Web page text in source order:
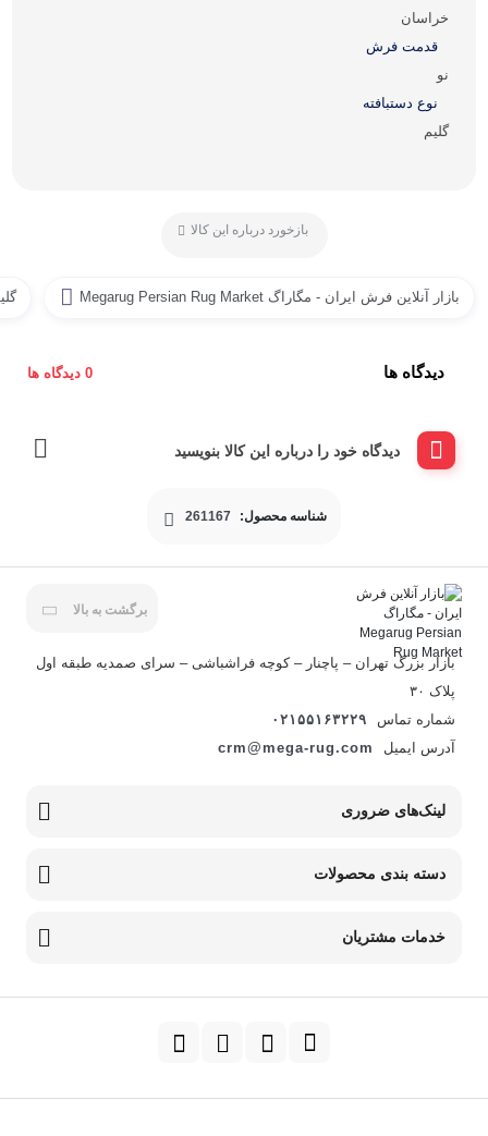
خراسان
قدمت فرش
نو
نوع دستبافته
گلیم
بازخورد درباره این کالا
بازار آنلاین فرش ایران - مگاراگ Megarug Persian Rug Market
دیدگاه ها 0 دیدگاه ها
دیدگاه خود را درباره این کالا بنویسید
شناسه محصول: 261167
برگشت به بالا
بازار بزرگ تهران – پاچنار – کوچه فراشباشی – سرای صمدیه طبقه اول
پلاک ۳۰
شماره تماس
۰۲۱۵۵۱۶۳۲۲۹
آدرس ایمیل
crm@mega-rug.com
لینک‌های ضروری
دسته بندی محصولات
خدمات مشتریان